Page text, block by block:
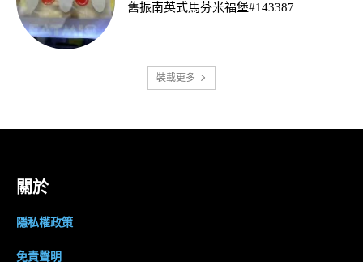
舊振南英式馬芬米福堡#143387
裝載更多
關於
隱私權政策
免責聲明